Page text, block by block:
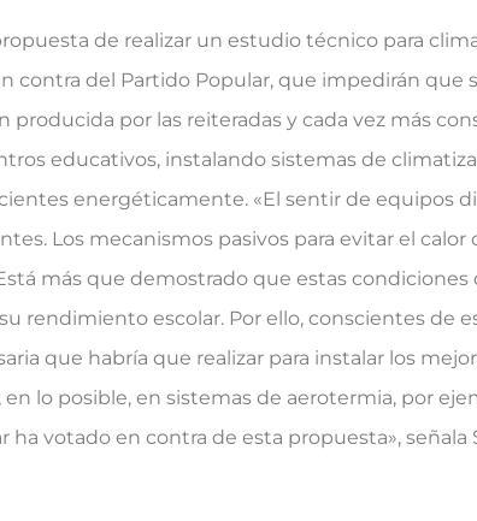
de realizar un estudio técnico para
del Partido Popular, que impedirán que
producida por las reiteradas y cada vez más
educativos, instalando sistemas de
energéticamente. «El sentir de equipos
Los mecanismos pasivos para evitar el
más que demostrado que estas condiciones
rendimiento escolar. Por ello, conscientes de
que habría que realizar para instalar los
lo posible, en sistemas de aerotermia, por
votado en contra de esta propuesta», señala